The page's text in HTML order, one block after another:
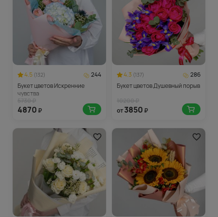
4.5 (132)
244
Букет цветов Искренние
чувства
4870 ₽
4.3 (137)
286
Букет цветов Душевный порыв
от3850 ₽